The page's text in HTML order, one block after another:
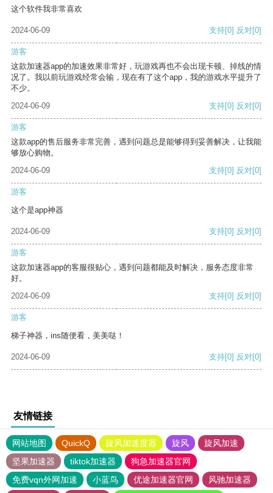
这个软件我非常喜欢
2024-06-09 支持[0] 反对[0]
游客
这款加速器app的加速效果非常好，玩游戏再也不会出现卡顿、掉线的情
况了。我以前玩游戏经常会输，现在有了这个app，我的游戏水平提升了
不少。
2024-06-09
支持[0] 反对[0]
游客
这款app的售后服务非常完善，遇到问题总是能够得到妥善解决，让我能
够放心购物。
2024-06-09
支持[0] 反对[0]
游客
这个是app神器
2024-06-09 支持[0] 反对[0]
游客
这款加速器app的客服很贴心，遇到问题都能及时解决，服务态度非常
好。
2024-06-09
支持[0] 反对[0]
游客
梯子神器，ins随便看，美美哒！
2024-06-09 支持[0] 反对[0]
友情链接
网站地图 QuickQ 旋风加速度器 旋风
旋风加速
坚果加速器
tiktok加速器
狗急加速器官网
免费vqn外网加速
小蓝鸟 优途加速器官网 风驰加速器